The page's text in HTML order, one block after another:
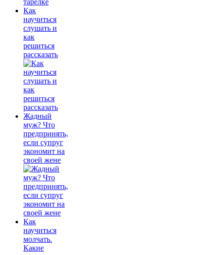
Как
научиться
слушать и
как
решиться
рассказать
Жадный
муж? Что
предпринять,
если супруг
экономит на
своей жене
Как
научиться
молчать.
Какие